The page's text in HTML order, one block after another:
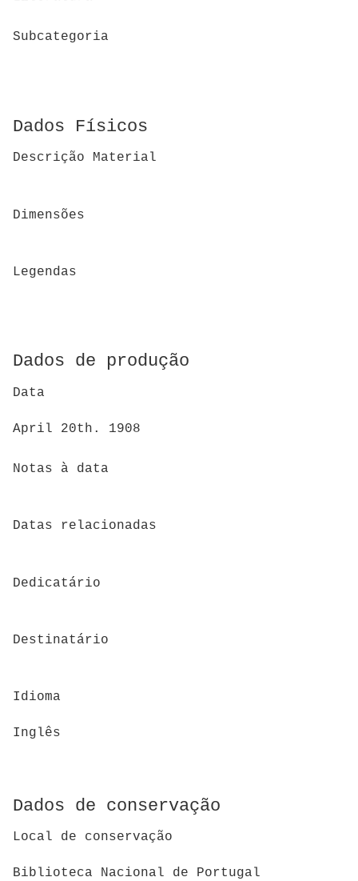
Subcategoria
Dados Físicos
Descrição Material
Dimensões
Legendas
Dados de produção
Data
April 20th. 1908
Notas à data
Datas relacionadas
Dedicatário
Destinatário
Idioma
Inglês
Dados de conservação
Local de conservação
Biblioteca Nacional de Portugal